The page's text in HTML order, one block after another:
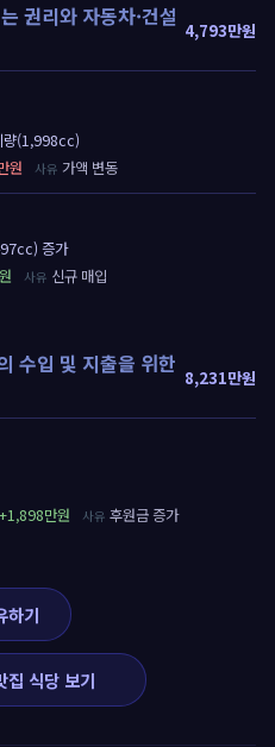
권리와 자동차·건설 4,793만원
량(1,998cc)
원 가액 변동
증가
신규 매입
수입 및 지출을 위한 8,231만원
+1,898만원 후원금 증가
하기
집 식당 보기